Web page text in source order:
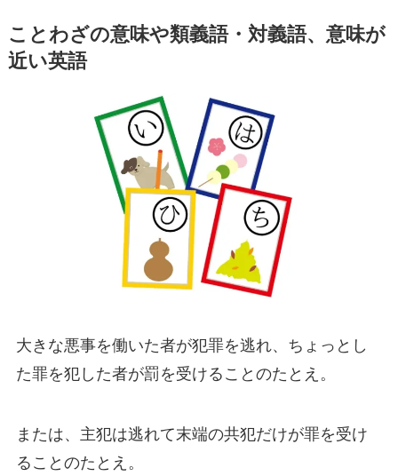
ことわざの意味や類義語・対義語、意味が
近い英語
大きな悪事を働いた者が犯罪を逃れ、ちょっとし
た罪を犯した者が罰を受けることのたとえ。
または、主犯は逃れて末端の共犯だけが罪を受け
ることのたとえ。